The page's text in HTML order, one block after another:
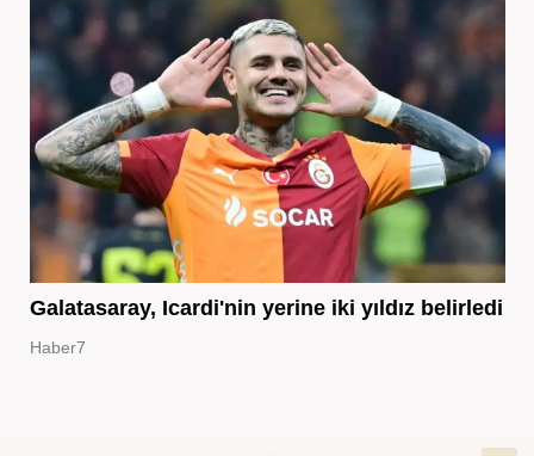
Galatasaray, Icardi'nin yerine iki yıldız belirledi
Haber7